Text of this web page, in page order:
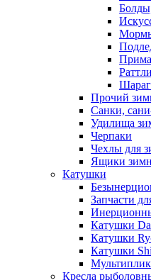
Прочий
Санки,
Удилища
Черпаки
Чехлы для
Ящики
Катушки
Запчасти
Катушки
Катушки
Катушки
Кресла